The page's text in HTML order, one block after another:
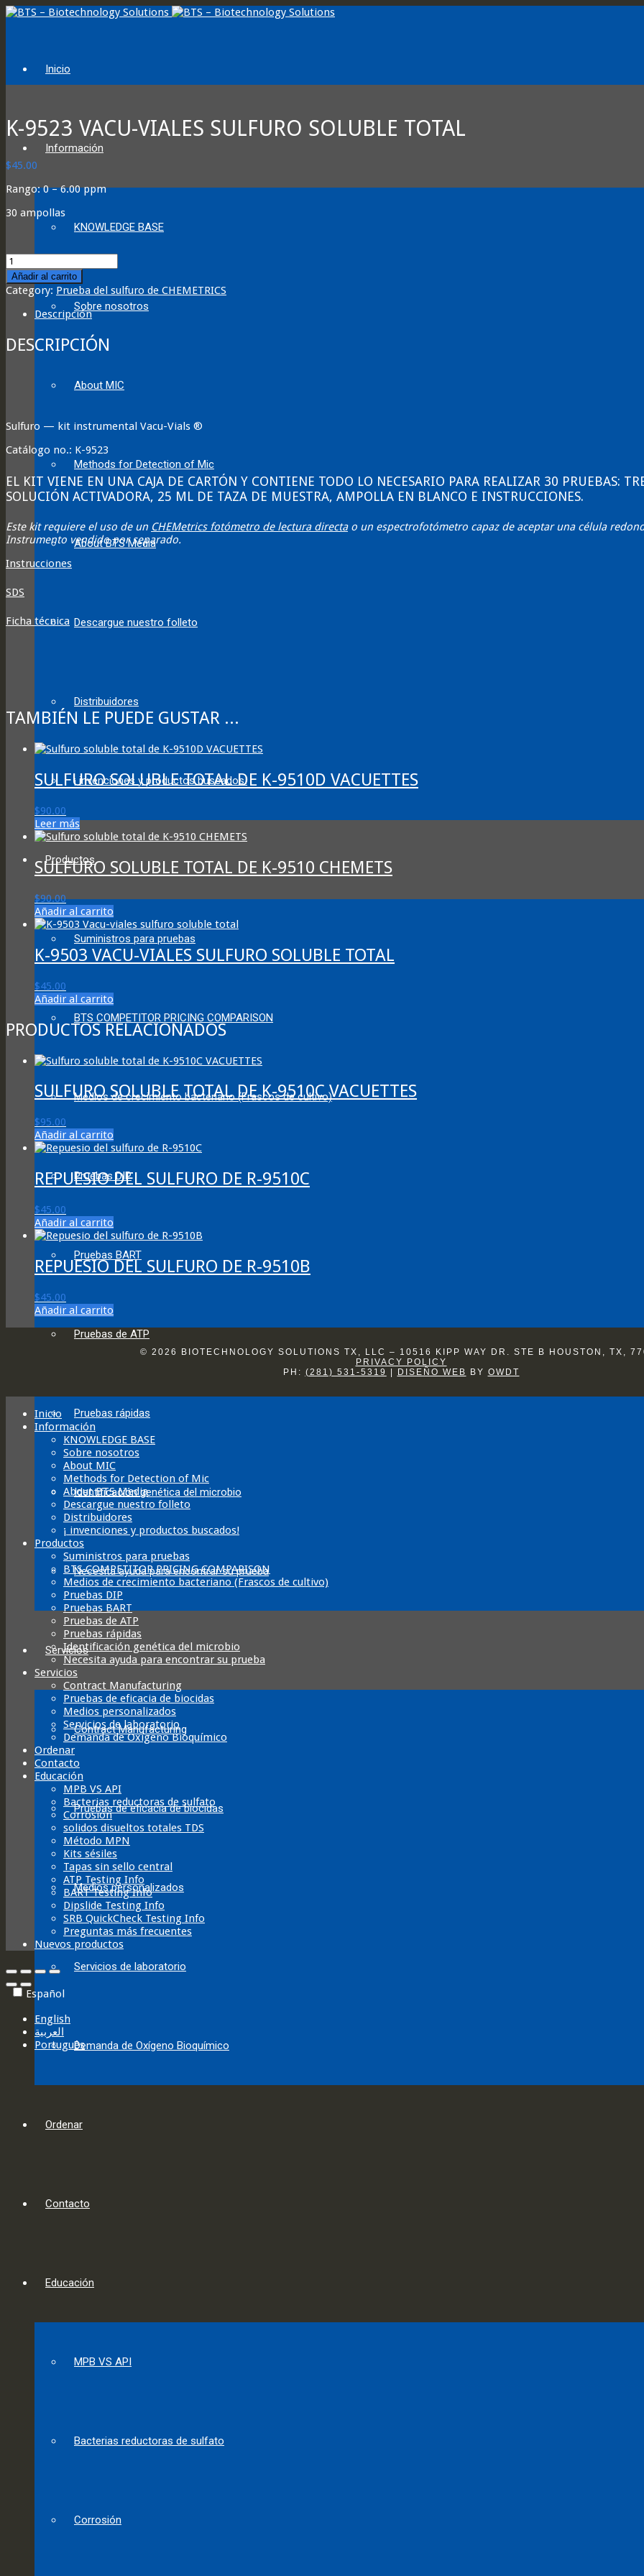
Inicio
Información
KNOWLEDGE BASE
Sobre nosotros
About MIC
Methods for Detection of Mic
About BTS Media
Descargue nuestro folleto
Distribuidores
¡ invenciones y productos buscados!
Productos
Suministros para pruebas
BTS COMPETITOR PRICING COMPARISON
Medios de crecimiento bacteriano (Frascos de cultivo)
Pruebas DIP
Pruebas BART
Pruebas de ATP
Pruebas rápidas
Identificación genética del microbio
Necesita ayuda para encontrar su prueba
Servicios
Contract Manufacturing
Pruebas de eficacia de biocidas
Medios personalizados
Servicios de laboratorio
Demanda de Oxígeno Bioquímico
Ordenar
Contacto
Educación
MPB VS API
Bacterias reductoras de sulfato
Corrosión
K-9523 VACU-VIALES SULFURO SOLUBLE TOTAL
$45.00
Rango: 0 – 6.00 ppm
30 ampollas
K-
9523
VACU-
VIALS
TOTAL
SULFIDE
quantity
Añadir al carrito
Category: Prueba del sulfuro de CHEMETRICS
Descripción
DESCRIPCIÓN
Sulfuro — kit instrumental Vacu-Vials ®
Catálogo no.: K-9523
EL KIT VIENE EN UNA CAJA DE CARTÓN Y CONTIENE TODO LO NECESARIO PARA REALIZAR 30 PRUEBAS:
SOLUCIÓN ACTIVADORA, 25 ML DE TAZA DE MUESTRA, AMPOLLA EN BLANCO E INSTRUCCIONES.
Este kit requiere el uso de un CHEMetrics fotómetro de lectura directao un espectrofotómetro capaz de aceptar una célula
Instrumento vendido por separado.
Instrucciones
SDS
Ficha técnica
TAMBIÉN LE PUEDE GUSTAR ...
SULFURO SOLUBLE TOTAL DE K-9510D VACUETTES
$90.00
Leer más
SULFURO SOLUBLE TOTAL DE K-9510 CHEMETS
$90.00
Añadir al carrito
K-9503 VACU-VIALES SULFURO SOLUBLE TOTAL
$45.00
Añadir al carrito
PRODUCTOS RELACIONADOS
SULFURO SOLUBLE TOTAL DE K-9510C VACUETTES
$95.00
Añadir al carrito
REPUESIO DEL SULFURO DE R-9510C
$45.00
Añadir al carrito
REPUESIO DEL SULFURO DE R-9510B
$45.00
Añadir al carrito
© 2026 BIOTECHNOLOGY SOLUTIONS TX, LLC – 10516 KIPP WAY DR. STE B HOUSTON, TX,
PRIVACY POLICY
PH: (281) 531-5319 DISEÑO WEB BY OWDT
Inicio
Información
KNOWLEDGE BASE
Sobre nosotros
About MIC
Methods for Detection of Mic
About BTS Media
Descargue nuestro folleto
Distribuidores
¡ invenciones y productos buscados!
Productos
Suministros para pruebas
BTS COMPETITOR PRICING COMPARISON
Medios de crecimiento bacteriano (Frascos de cultivo)
Pruebas DIP
Pruebas BART
Pruebas de ATP
Pruebas rápidas
Identificación genética del microbio
Necesita ayuda para encontrar su prueba
Servicios
Contract Manufacturing
Pruebas de eficacia de biocidas
Medios personalizados
Servicios de laboratorio
Demanda de Oxígeno Bioquímico
Ordenar
Contacto
Educación
MPB VS API
Bacterias reductoras de sulfato
Corrosión
solidos disueltos totales TDS
Método MPN
Kits sésiles
Tapas sin sello central
ATP Testing Info
BART Testing Info
Dipslide Testing Info
SRB QuickCheck Testing Info
Preguntas más frecuentes
Nuevos productos
Español
English
العربية‏
Português